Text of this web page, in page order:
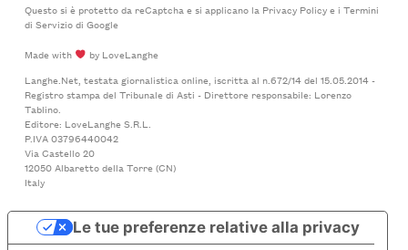
Questo si è protetto da reCaptcha e si applicano la Privacy Policye i Termini
di Serviziodi Google
Made with
by LoveLanghe
Langhe.Net, testata giornalistica online, iscritta al n.672/14 del 15.05.2014 -
Registro stampa del Tribunale di Asti - Direttore responsabile: Lorenzo
Tablino.
Editore: LoveLanghe S.R.L.
P.IVA 03796440042
Via Castello 20
12050 Albaretto della Torre (CN)
Italy
Le tue preferenze relative alla privacy